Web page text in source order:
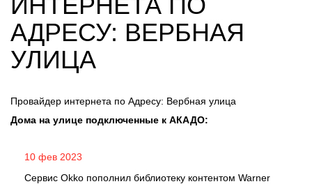
АДРЕСУ: ВЕРБНАЯ
УЛИЦА
Провайдер интернета по Адресу: Вербная улица
Дома на улице подключенные к АКАДО:
10 фев 2023
Сервис Okko пополнил библиотеку контентом Warner